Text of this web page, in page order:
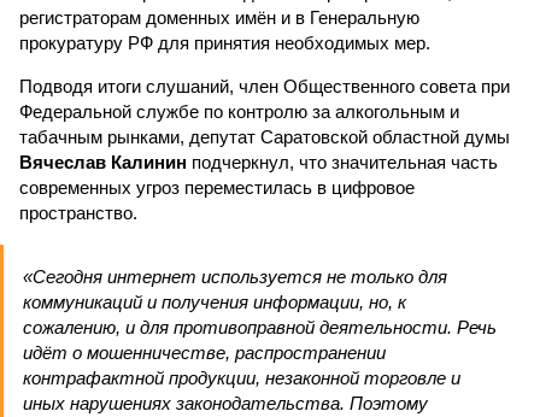
регистраторам доменных имён и в Генеральную
прокуратуру РФ для принятия необходимых мер.
Подводя итоги слушаний, член Общественного совета при
Федеральной службе по контролю за алкогольным и
табачным рынками, депутат Саратовской областной думы
Вячеслав Калинин подчеркнул, что значительная часть
современных угроз переместилась в цифровое
пространство.
«Сегодня интернет используется не только для
коммуникаций и получения информации, но, к
сожалению, и для противоправной деятельности. Речь
идёт о мошенничестве, распространении
контрафактной продукции, незаконной торговле и
иных нарушениях законодательства. Поэтому